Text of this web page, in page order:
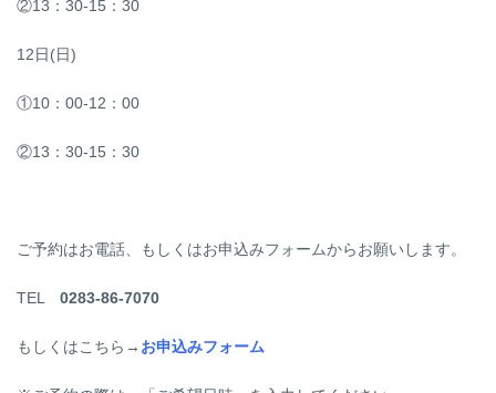
②13：30-15：30
12日(日)
①10：00-12：00
②13：30-15：30
ご予約はお電話、もしくはお申込みフォームからお願いします。
TEL 0283-86-7070
もしくはこちら→ お申込みフォーム